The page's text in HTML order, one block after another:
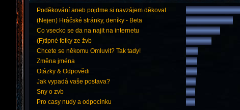
Poděkování aneb pojdme si navzájem děkovat
(Nejen) Hráčské stránky, deníky - Beta
Co vsecko se da na najit na internetu
(F)tipné fotky ze žvb
Chcete se někomu Omluvit? Tak tady!
Změna jména
Otázky & Odpovědi
Jak vypadá vaše postava?
Sny o zvb
Pro casy nudy a odpocinku